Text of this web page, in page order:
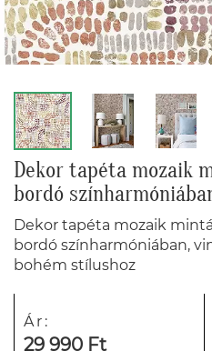
Dekor tapéta mozaik
bordó
Dekor tapéta mozaik
bordó színharmóniában,
bohém stílushoz
Ár:
29 990 Ft